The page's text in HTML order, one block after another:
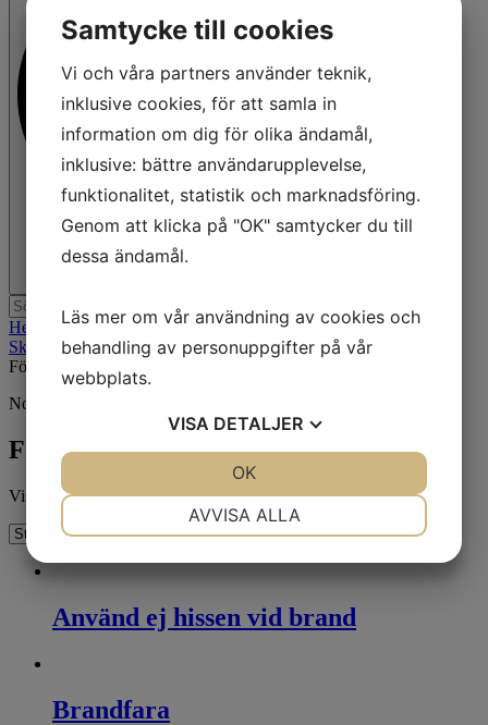
Hem
Skyltar
Förbud
No category image available.
Förbud
Visar 1–16 av 24 resultat
Använd ej hissen vid brand
Brandfara
Samtycke till cookies
Vi och våra partners använder teknik,
inklusive cookies, för att samla in
information om dig för olika ändamål,
inklusive: bättre användarupplevelse,
funktionalitet, statistik och marknadsföring.
Genom att klicka på "OK" samtycker du till
dessa ändamål.
Läs mer om vår användning av cookies och
behandling av personuppgifter på vår
webbplats.
VISA DETALJER
AVVISA ALLA
OK